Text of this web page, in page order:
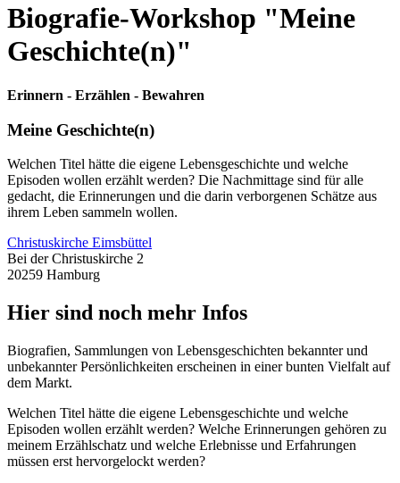
Biografie-Workshop "Meine
Geschichte(n)"
Erinnern - Erzählen - Bewahren
Meine Geschichte(n)
Welchen Titel hätte die eigene Lebensgeschichte und welche
Episoden wollen erzählt werden? Die Nachmittage sind für alle
gedacht, die Erinnerungen und die darin verborgenen Schätze aus
ihrem Leben sammeln wollen.
Christuskirche Eimsbüttel
Bei der Christuskirche 2
20259 Hamburg
Hier sind noch mehr Infos
Biografien, Sammlungen von Lebensgeschichten bekannter und
unbekannter Persönlichkeiten erscheinen in einer bunten Vielfalt auf
dem Markt.
Welchen Titel hätte die eigene Lebensgeschichte und welche
Episoden wollen erzählt werden? Welche Erinnerungen gehören zu
meinem Erzählschatz und welche Erlebnisse und Erfahrungen
müssen erst hervorgelockt werden?